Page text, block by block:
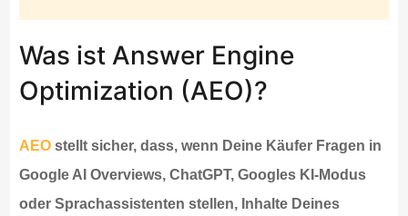
Was ist Answer Engine
Optimization (AEO)?
AEO stellt sicher, dass, wenn Deine Käufer Fragen in
Google AI Overviews, ChatGPT, Googles KI-Modus
oder Sprachassistenten stellen, Inhalte Deines